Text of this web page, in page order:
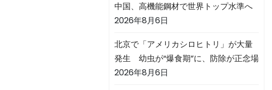
中国、高機能鋼材で世界トップ水準へ
2026年8月6日
北京で「アメリカシロヒトリ」が大量
発生 幼虫が“爆食期”に、防除が正念場
2026年8月6日